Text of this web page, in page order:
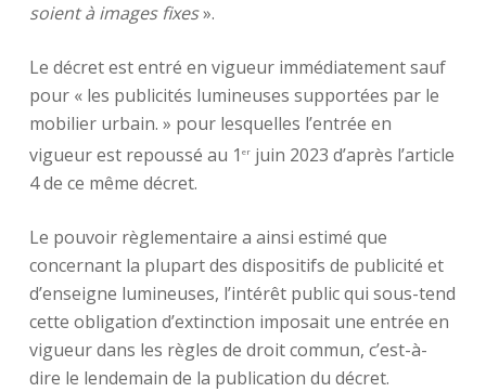
soient à images fixes».
Le décret est entré en vigueur immédiatement sauf
pour « les publicités lumineuses supportées par le
mobilier urbain. » pour lesquelles l’entrée en
vigueur est repoussé au 1 erjuin 2023 d’après l’article
4 de ce même décret.
Le pouvoir règlementaire a ainsi estimé que
concernant la plupart des dispositifs de publicité et
d’enseigne lumineuses, l’intérêt public qui sous-tend
cette obligation d’extinction imposait une entrée en
vigueur dans les règles de droit commun, c’est-à-
dire le lendemain de la publication du décret.